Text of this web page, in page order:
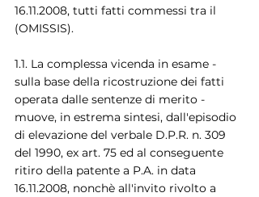
16.11.2008, tutti fatti commessi tra il
(OMISSIS).
1.1. La complessa vicenda in esame -
sulla base della ricostruzione dei fatti
operata dalle sentenze di merito -
muove, in estrema sintesi, dall'episodio
di elevazione del verbale D.P.R. n. 309
del 1990, ex art. 75 ed al conseguente
ritiro della patente a P.A. in data
16.11.2008, nonchè all'invito rivolto a